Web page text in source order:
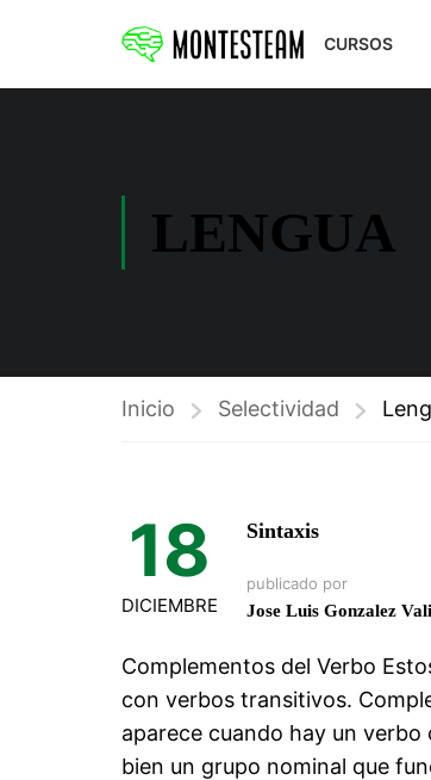
CURSOS
LENGUA
Inicio Selectividad
18
DICIEMBRE
Sintaxis
publicado por
Jose Luis Gonzalez
Complementos del Verbo
con verbos transitivos.
aparece cuando hay un
bien un grupo nominal que